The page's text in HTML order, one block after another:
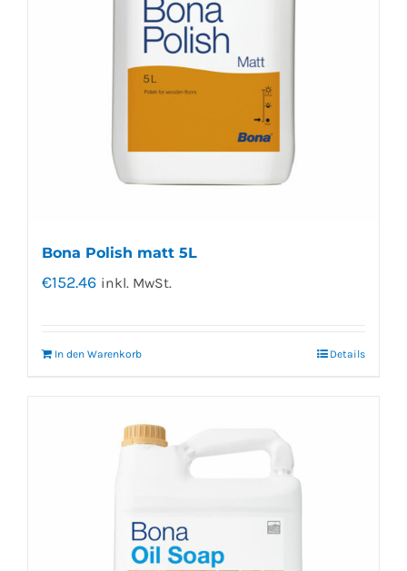
Bona Polish matt 5L
€152.46 inkl. MwSt.
In den Warenkorb Details